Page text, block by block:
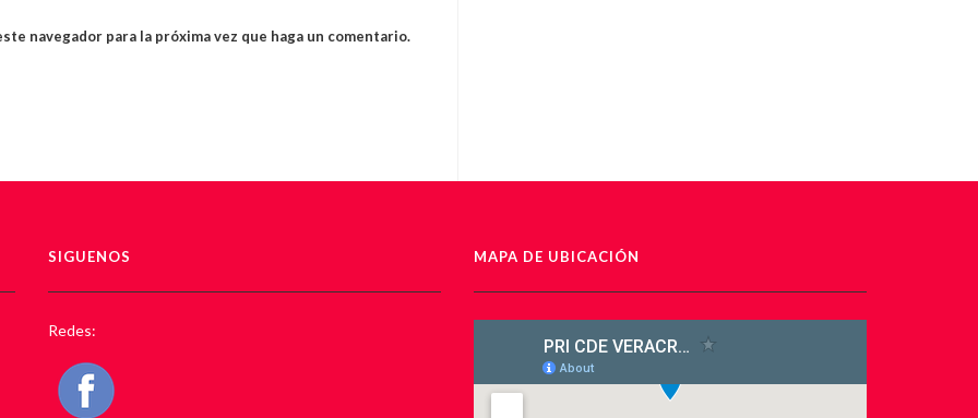
navegador para la próxima vez que haga un comentario.
SIGUENOS
Redes:
MAPA DE UBICACIÓN